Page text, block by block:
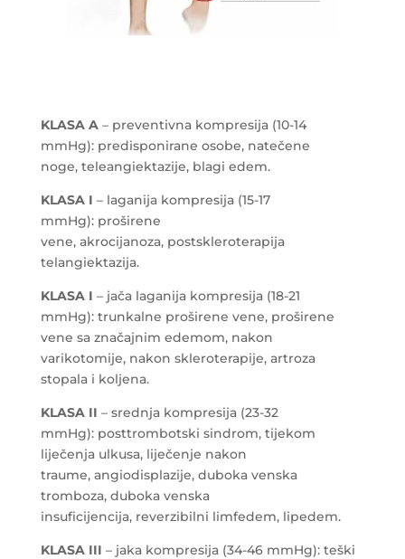
KLASA A – preventivna kompresija (10-14
mmHg): predisponirane osobe, natečene
noge, teleangiektazije, blagi edem.
KLASA I – laganija kompresija (15-17
mmHg): proširene
vene, akrocijanoza, postskleroterapija
telangiektazija.
KLASA I – jača laganija kompresija (18-21
mmHg): trunkalne proširene vene, proširene
vene sa značajnim edemom, nakon
varikotomije, nakon skleroterapije, artroza
stopala i koljena.
KLASA II – srednja kompresija (23-32
mmHg): posttrombotski sindrom, tijekom
liječenja ulkusa, liječenje nakon
traume, angiodisplazije, duboka venska
tromboza, duboka venska
insuficijencija, reverzibilni limfedem, lipedem.
KLASA III – jaka kompresija (34-46 mmHg): teški